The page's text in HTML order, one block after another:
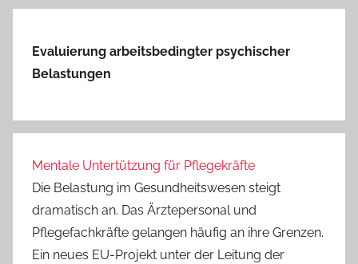
Evaluierung arbeitsbedingter psychischer
Belastungen
Mentale Untertützung für Pflegekräfte
Die Belastung im Gesundheitswesen steigt
dramatisch an. Das Ärztepersonal und
Pflegefachkräfte gelangen häufig an ihre Grenzen.
Ein neues EU-Projekt unter der Leitung der